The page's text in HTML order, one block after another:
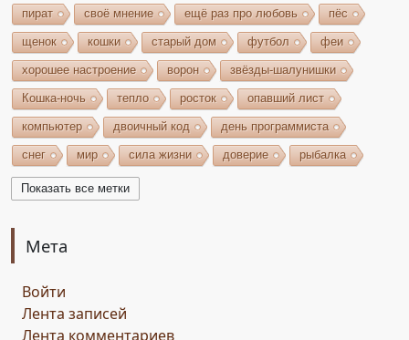
пират своё мнение ещё раз про любовь пёс
щенок кошки старый дом футбол феи
хорошее настроение ворон звёзды-шалунишки
Кошка-ночь тепло росток опавший лист
компьютер двоичный код день программиста
снег мир сила жизни доверие рыбалка
волшебство игрушки
возрождение
сомнение
Показать все метки
Мета
Войти
Лента записей
Лента комментариев